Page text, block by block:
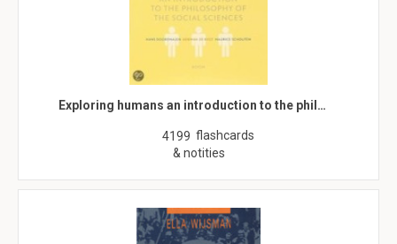
Exploring humans an introduction to the phil…
4199 flashcards
& notities